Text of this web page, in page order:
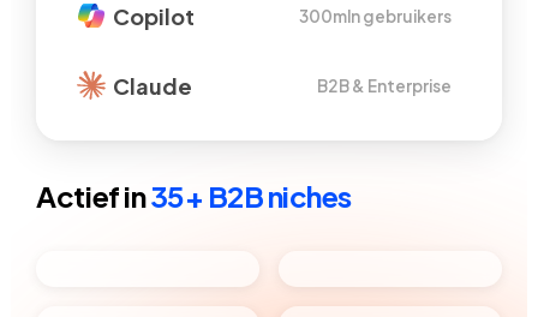
Copilot 300mln gebruikers
Claude B2B & Enterprise
Actief in35+ B2B niches